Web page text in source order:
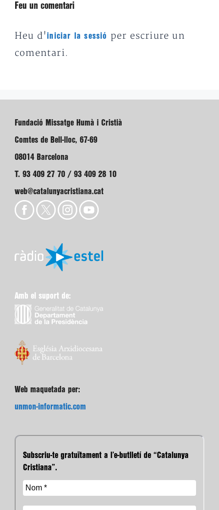
Feu un comentari
Heu d'iniciar la sessió
per escriure un
comentari.
Fundació Missatge Humà i Cristià
Comtes de Bell-lloc, 67-69
08014 Barcelona
T. 93 409 27 70 / 93 409 28 10
web@catalunyacristiana.cat
Amb el suport de:
Web maquetada per:
unmon-informatic.com
Subscriu-te gratuïtament a l’e-butlletí de “Catalunya
Cristiana”.